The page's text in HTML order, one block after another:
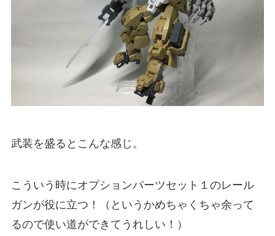
武装を盛るとこんな感じ。
こういう時にオプションパーツセット１のレール
ガンが役に立つ！（というかめちゃくちゃ余って
るので使い道ができてうれしい！）